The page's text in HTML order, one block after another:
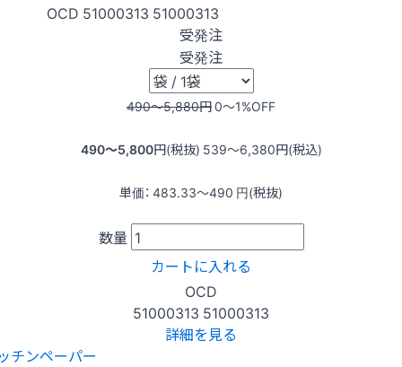
OCD 51000313 51000313
受発注
受発注
490〜5,880円0〜1%OFF
490〜5,800円(税抜) 539〜6,380円(税込)
単価： 483.33〜490 円(税抜)
数量
カートに入れる
OCD
51000313 51000313
詳細を見る
チンペーパー